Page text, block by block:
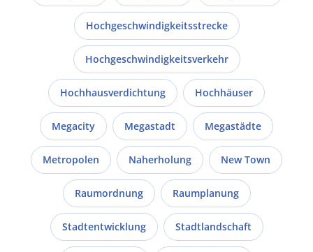
Hochgeschwindigkeitsstrecke
Hochgeschwindigkeitsverkehr
Hochhausverdichtung Hochhäuser
Megacity Megastadt Megastädte
Metropolen Naherholung New Town
Raumordnung Raumplanung
Stadtentwicklung Stadtlandschaft